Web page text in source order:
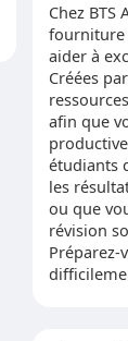
Chez
fourniture
aider à
Créées
afin que
étudiants
les
ou que
révision